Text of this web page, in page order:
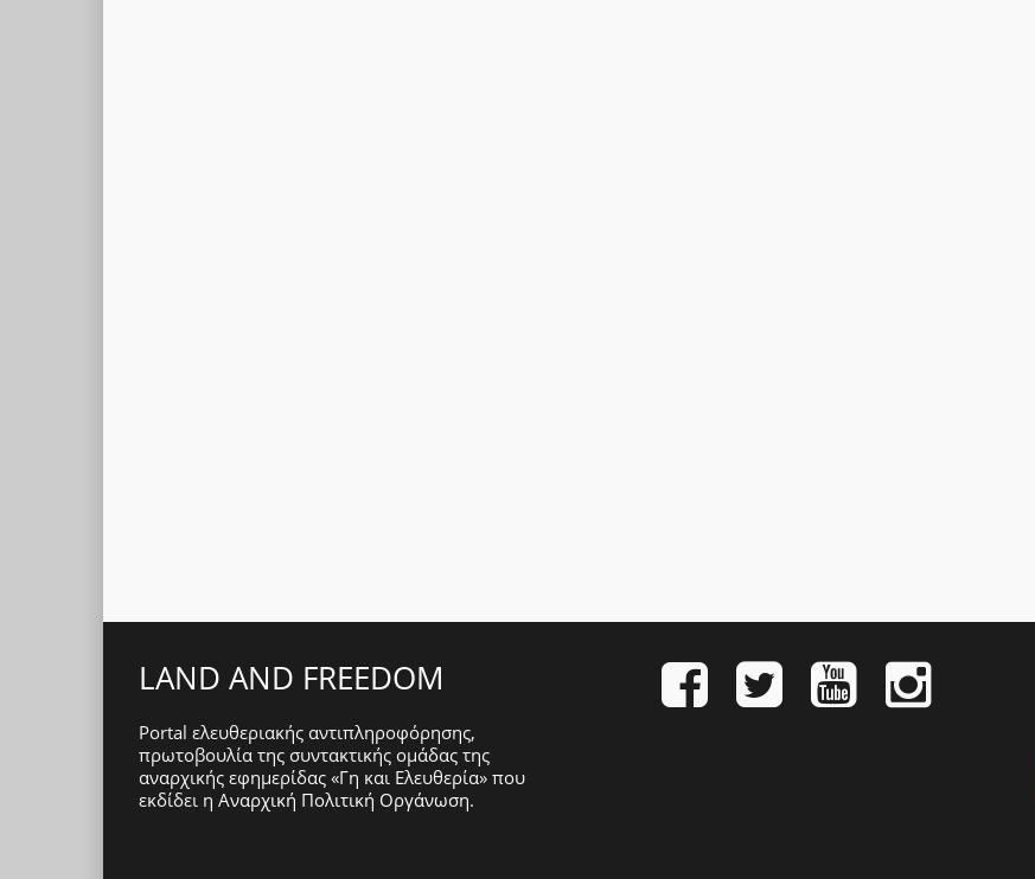
LAND AND FREEDOM
Portal ελευθεριακής αντιπληροφόρησης,
πρωτοβουλία της συντακτικής ομάδας της
αναρχικής εφημερίδας «Γη και Ελευθερία» που
εκδίδει η Αναρχική Πολιτική Οργάνωση.